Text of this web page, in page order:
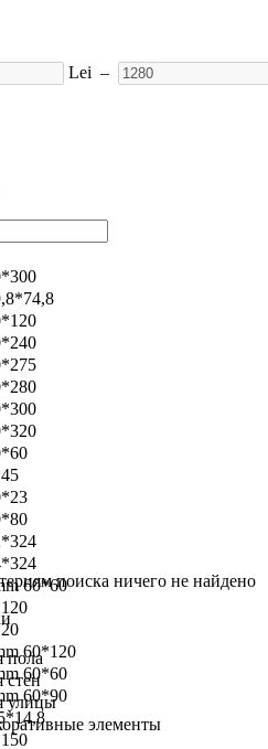
Lei –
60*60
60*120
60*60
60*90
поиска ничего не найдено
пола
стен
улицы
элементы